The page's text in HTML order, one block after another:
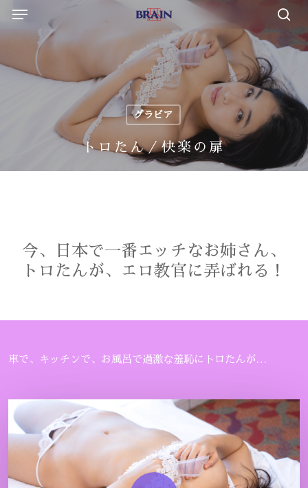
Skip
content
Menu
グラビア
トロたん／快楽の扉
今、日本で一番エッチなお姉さん、
トロたんが、エロ教官に弄ばれる！
車で、キッチンで、お風呂で過激な羞恥にトロたんが…
Play Video